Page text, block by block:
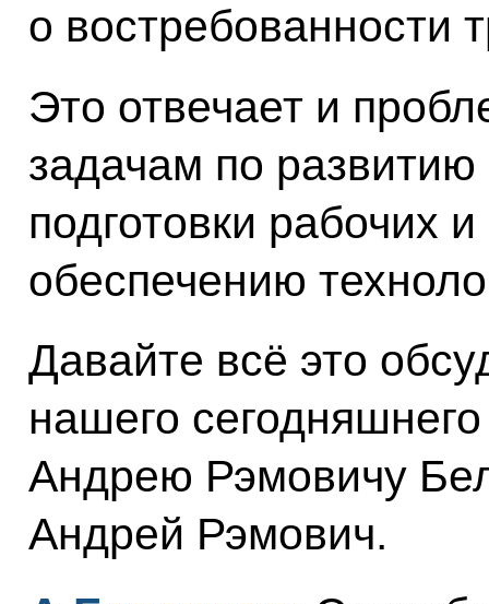
о востребованности
Это отвечает и
задачам по
подготовки рабочих
обеспечению
Давайте всё это
нашего
Андрею Рэмовичу
Андрей Рэмович.